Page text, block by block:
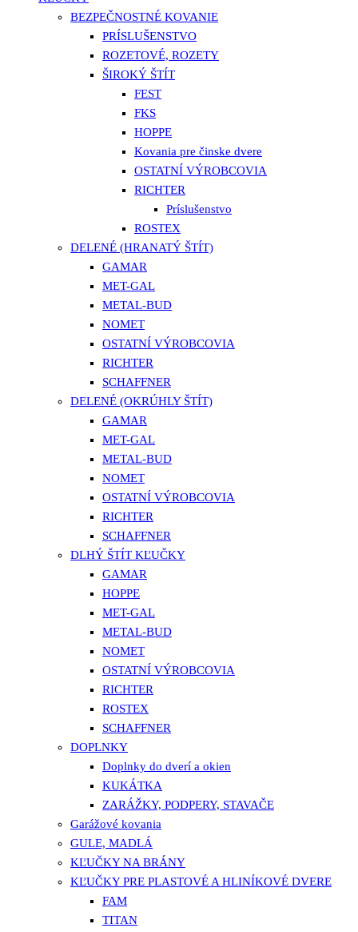
BEZPEČNOSTNÉ KOVANIE
PRÍSLUŠENSTVO
ROZETOVÉ, ROZETY
ŠIROKÝ ŠTÍT
FEST
FKS
HOPPE
Kovania pre činske dvere
OSTATNÍ VÝROBCOVIA
RICHTER
Príslušenstvo
ROSTEX
DELENÉ (HRANATÝ ŠTÍT)
GAMAR
MET-GAL
METAL-BUD
NOMET
OSTATNÍ VÝROBCOVIA
RICHTER
SCHAFFNER
DELENÉ (OKRÚHLY ŠTÍT)
GAMAR
MET-GAL
METAL-BUD
NOMET
OSTATNÍ VÝROBCOVIA
RICHTER
SCHAFFNER
DLHÝ ŠTÍT KĽUČKY
GAMAR
HOPPE
MET-GAL
METAL-BUD
NOMET
OSTATNÍ VÝROBCOVIA
RICHTER
ROSTEX
SCHAFFNER
DOPLNKY
Doplnky do dverí a okien
KUKÁTKA
ZARÁŽKY, PODPERY, STAVAČE
Garážové kovania
GULE, MADLÁ
KĽUČKY NA BRÁNY
KĽUČKY PRE PLASTOVÉ A HLINÍKOVÉ DVERE
FAM
TITAN